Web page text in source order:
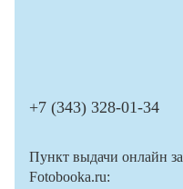
+7 (343) 328-01-34
Пункт выдачи онлайн
Fotobooka.ru: